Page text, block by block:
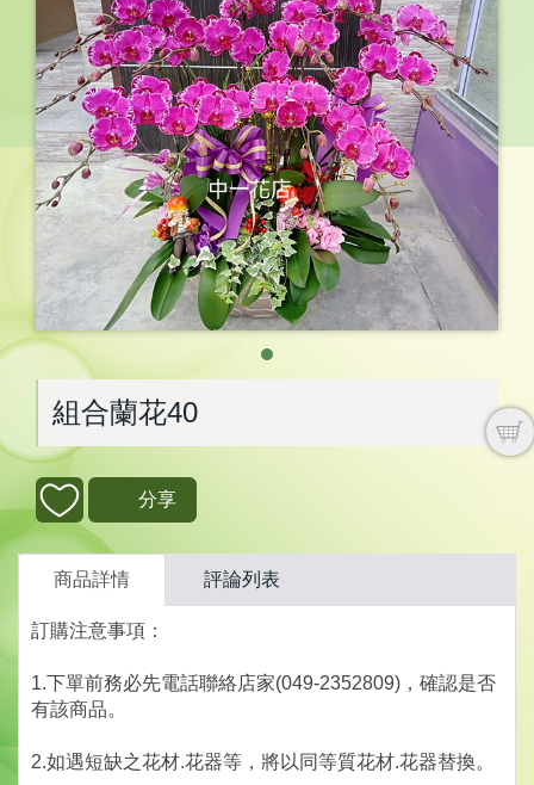
組合蘭花40
分享
商品詳情 評論列表
訂購注意事項：
1.下單前務必先電話聯絡店家(049-2352809)，確認是否
有該商品。
2.如遇短缺之花材.花器等，將以同等質花材.花器替換。